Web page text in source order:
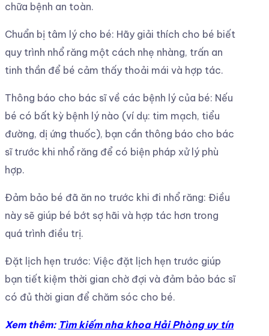
chữa bệnh an toàn.
Chuẩn bị tâm lý cho bé: Hãy giải thích cho bé biết
quy trình nhổ răng một cách nhẹ nhàng, trấn an
tinh thần để bé cảm thấy thoải mái và hợp tác.
Thông báo cho bác sĩ về các bệnh lý của bé: Nếu
bé có bất kỳ bệnh lý nào (ví dụ: tim mạch, tiểu
đường, dị ứng thuốc), bạn cần thông báo cho bác
sĩ trước khi nhổ răng để có biện pháp xử lý phù
hợp.
Đảm bảo bé đã ăn no trước khi đi nhổ răng: Điều
này sẽ giúp bé bớt sợ hãi và hợp tác hơn trong
quá trình điều trị.
Đặt lịch hẹn trước: Việc đặt lịch hẹn trước giúp
bạn tiết kiệm thời gian chờ đợi và đảm bảo bác sĩ
có đủ thời gian để chăm sóc cho bé.
Xem thêm: Tìm kiếm nha khoa Hải Phòng uy tín